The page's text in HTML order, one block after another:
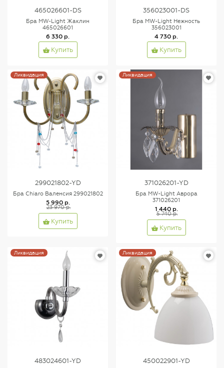
465026601-DS
Бра MW-Light Жаклин
465026601
6 330 р.
Купить
356023001-DS
Бра MW-Light Нежность
356023001
4 730 р.
Купить
Ликвидация
299021802-YD
Бра Chiaro Валенсия 299021802
5 990 р.
23 970 р.
Купить
Ликвидация
371026201-YD
Бра MW-Light Аврора
371026201
1 440 р.
5 740 р.
Купить
Ликвидация
483024601-YD
Ликвидация
450022901-YD